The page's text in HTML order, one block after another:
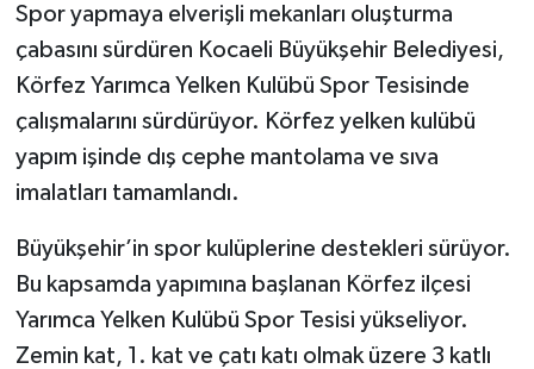
Spor yapmaya elverişli mekanları oluşturma
çabasını sürdüren Kocaeli Büyükşehir Belediyesi,
Körfez Yarımca Yelken Kulübü Spor Tesisinde
çalışmalarını sürdürüyor. Körfez yelken kulübü
yapım işinde dış cephe mantolama ve sıva
imalatları tamamlandı.
Büyükşehir’in spor kulüplerine destekleri sürüyor.
Bu kapsamda yapımına başlanan Körfez ilçesi
Yarımca Yelken Kulübü Spor Tesisi yükseliyor.
Zemin kat, 1. kat ve çatı katı olmak üzere 3 katlı
Sağlık
Spor
Yaşam